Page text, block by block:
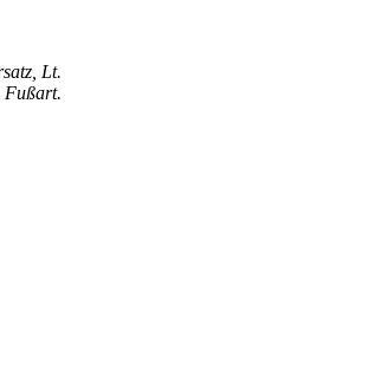
Lt.
Fußart.